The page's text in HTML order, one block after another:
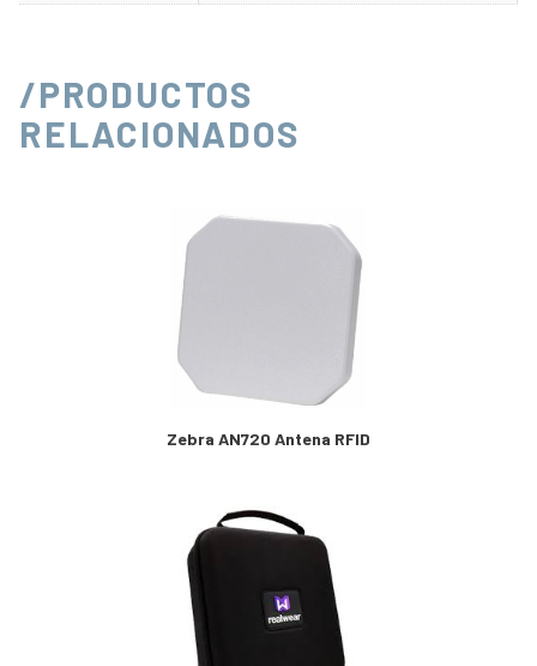
/PRODUCTOS
RELACIONADOS
Zebra AN720 Antena RFID